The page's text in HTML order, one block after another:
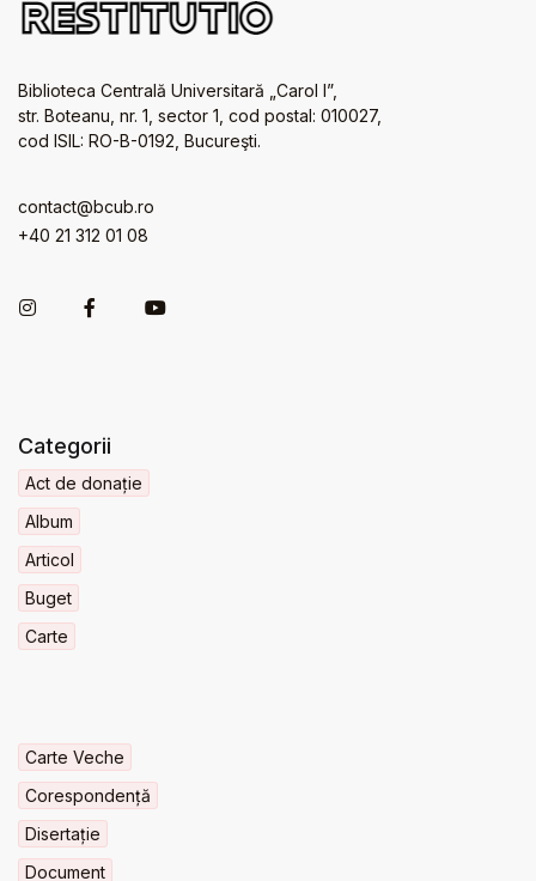
Biblioteca Centrală Universitară „Carol I”,
str. Boteanu, nr. 1, sector 1, cod postal: 010027,
cod ISIL: RO-B-0192, Bucureşti.
contact@bcub.ro
+40 21 312 01 08
Categorii
Act de donație
Album
Articol
Buget
Carte
Carte Veche
Corespondență
Disertație
Document